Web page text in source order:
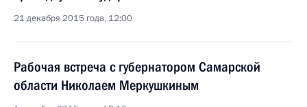
21 декабря 2015 года, 12:00
Рабочая встреча с губернатором Самарской
области Николаем Меркушкиным